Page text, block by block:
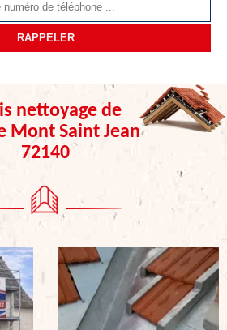
nettoyage de
Mont Saint Jean
72140